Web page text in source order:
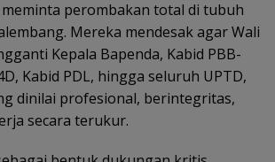
meminta perombakan total di tubuh
Mereka mendesak agar Wali
Kepala Bapenda, Kabid PBB-
Kabid PDL, hingga seluruh UPTD,
dinilai profesional, berintegritas,
secara terukur.